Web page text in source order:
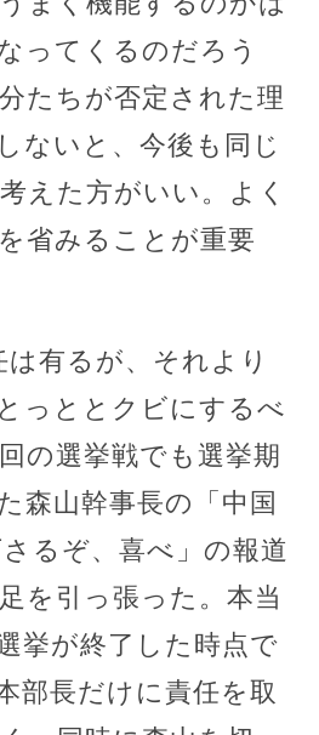
ってくるのだろう
たちが否定された理
ないと、今後も同じ
えた方がいい。よく
省みることが重要
有るが、それより
っととクビにするべ
の選挙戦でも選挙期
森山幹事長の「中国
るぞ、喜べ」の報道
を引っ張った。本当
挙が終了した時点で
部長だけに責任を取